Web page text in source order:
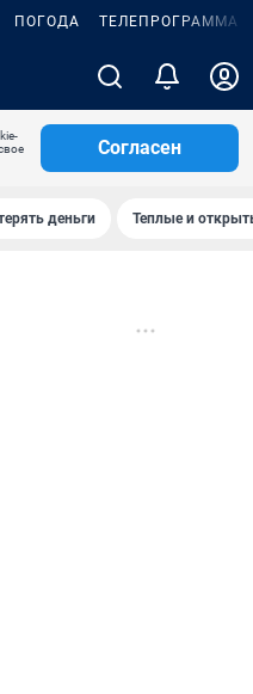
ПОГОДА ТЕЛЕПРОГРАММА
Согласен
деньги Теплые и